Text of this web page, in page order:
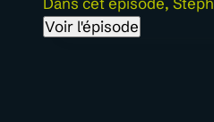
Voir l'épisode